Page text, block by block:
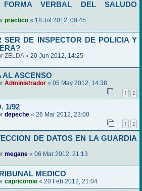
VERBAL DEL SALUDO
practico « 18 Jul 2012, 00:45
SER DE INSPECTOR DE POLICIA Y
ZELDA« 20 Jun 2012, 14:25
AL ASCENSO
Administrador « 05 May 2012, 14:38
1 2
1/92
depeche « 26 Mar 2012, 23:00
1 2
DE DATOS EN LA GUARDIA
megane « 06 Mar 2012, 21:13
MEDICO
capricornio « 20 Feb 2012, 21:04